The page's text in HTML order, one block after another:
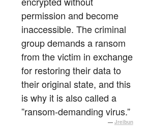
permission and become
inaccessible. The criminal
group demands a ransom
from the victim in exchange
for restoring their data to
their original state, and this
is why it is also called a
”ransom-demanding virus.”
— Jreibun